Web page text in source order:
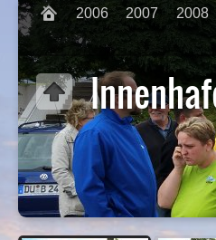
2006 2007 2008